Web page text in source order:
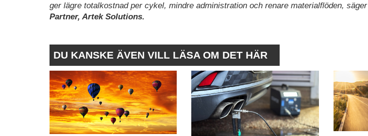
ger lägre totalkostnad per cykel, mindre administration och renare materialflöden, säger
Partner, Artek Solutions.
DU KANSKE ÄVEN VILL LÄSA OM DET HÄR